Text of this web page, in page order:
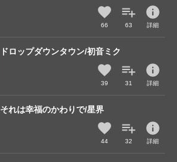
66 63
info
詳細
ドロップダウンタウン/初音ミク
39 31
info
詳細
それは幸福のかわりで/星界
44 32
info
詳細